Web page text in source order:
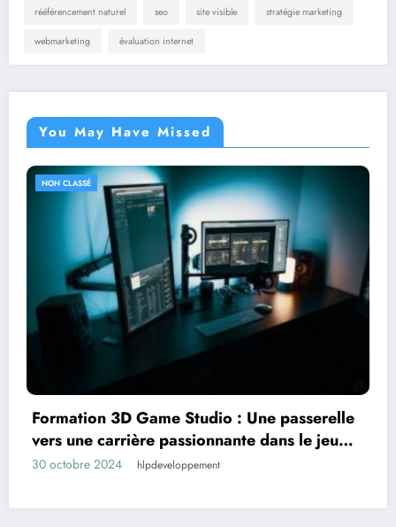
rééférencement naturel seo site visible stratégie marketing
webmarketing évaluation internet
You May Have Missed
NON CLASSÉ
Équilibre parfait entre sport et sophistication
: La montre automatique chic
16 octobre 2024 hlpdeveloppement